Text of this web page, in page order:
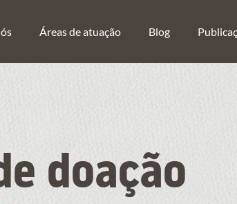
Áreas de atuação Blog
doação